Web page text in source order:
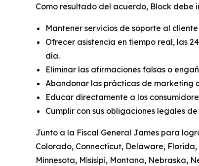
Como resultado del acuerdo, Block debe
Mantener servicios de soporte al
Ofrecer asistencia en tiempo real, las
día.
Eliminar las afirmaciones falsas o
Abandonar las prácticas de marketing
Educar directamente a los
Cumplir con sus obligaciones legales
Junto a la Fiscal General James para
Colorado, Connecticut, Delaware,
Minnesota, Misisipi, Montana, Nebraska,